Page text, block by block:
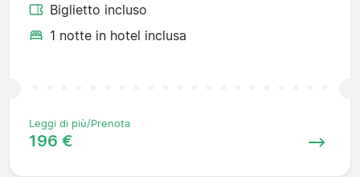
Biglietto incluso
1 notte in hotel inclusa
Leggi di più/Prenota
196 €